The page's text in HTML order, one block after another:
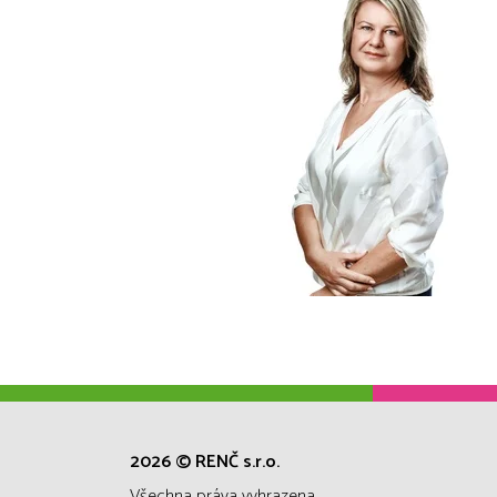
2026 © RENČ s.r.o.